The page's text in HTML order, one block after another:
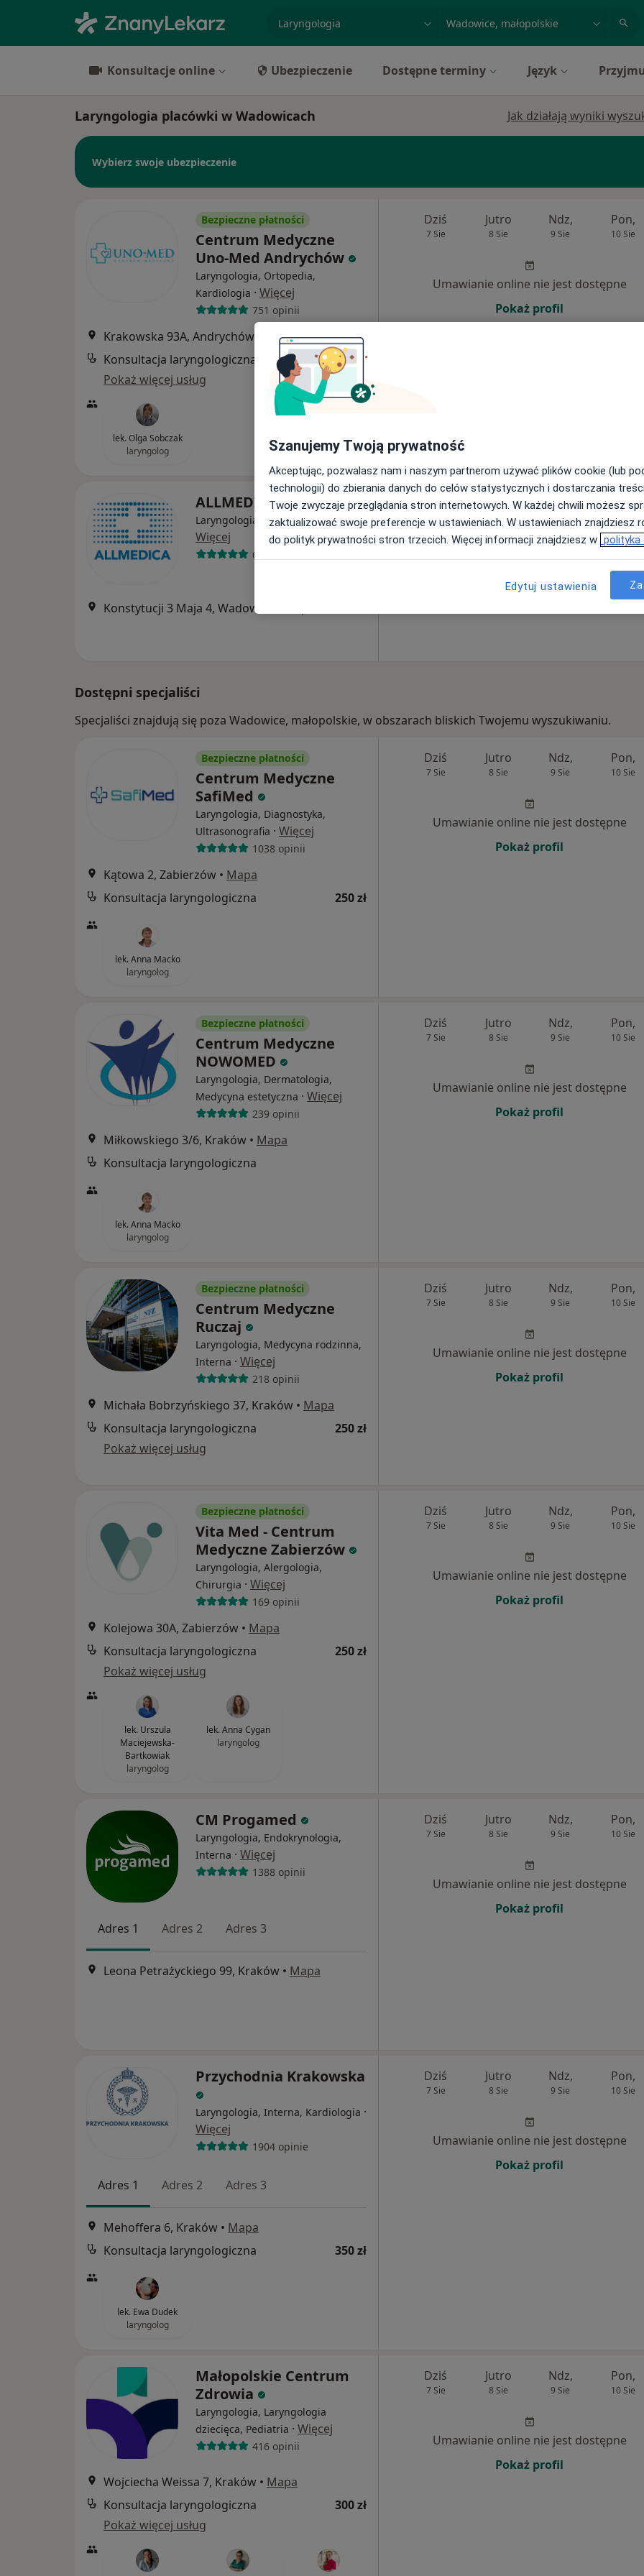
Konsultacje online Ubezpieczenie Dostępne terminy Język
Laryngologia placówki w Wadowicach Jak działają wyniki
Wybierz swoje ubezpieczenie
Bezpieczne płatności
Centrum Medyczne
Uno-Med Andrychów
Laryngologia, Ortopedia,
Kardiologia · Więcej
751 opinii
Krakowska 93A, Andrychów
Mapa
Konsultacja laryngologiczna
250 zł
Pokaż więcej usług
lek. Olga Sobczak
laryngolog
Dziś
7 Sie
Jutro
8 Sie
Ndz,
9 Sie
Pon,
10 Sie
Umawianie online nie jest dostępne
Pokaż profil
ALLMEDICA
Laryngologia, Pediatria, Interna·
Więcej
630 opinii
Konstytucji 3 Maja 4, Wadowice
Dziś Jutro
8 Sie
Ndz,
9 Sie
Pon,
10 Sie
Pokaż profil
Dostępni specjaliści
Specjaliści znajdują się poza Wadowice, małopolskie, w obszarach bliskich Twojemu wyszukiwaniu.
Bezpieczne płatności
Centrum Medyczne
SafiMed
Laryngologia, Diagnostyka,
Ultrasonografia · Więcej
1038 opinii
Kątowa 2, Zabierzów • Mapa
Konsultacja laryngologiczna
250 zł
lek. Anna Macko
laryngolog
Dziś
7 Sie
Jutro
8 Sie
Ndz,
9 Sie
Pon,
10 Sie
Umawianie online nie jest dostępne
Pokaż profil
Bezpieczne płatności
Centrum Medyczne
NOWOMED
Laryngologia, Dermatologia,
Medycyna estetyczna · Więcej
239 opinii
Miłkowskiego 3/6, Kraków • Mapa
Konsultacja laryngologiczna
lek. Anna Macko
laryngolog
Dziś
7 Sie
Jutro
8 Sie
Ndz,
9 Sie
Pon,
10 Sie
Umawianie online nie jest dostępne
Pokaż profil
Bezpieczne płatności
Centrum Medyczne
Ruczaj
Laryngologia, Medycyna rodzinna,
Interna · Więcej
218 opinii
Michała Bobrzyńskiego 37, Kraków • Mapa
Konsultacja laryngologiczna
250 zł
Pokaż więcej usług
Dziś
7 Sie
Jutro
8 Sie
Ndz,
9 Sie
Pon,
10 Sie
Umawianie online nie jest dostępne
Pokaż profil
Bezpieczne płatności
Vita Med - Centrum
Medyczne Zabierzów
Laryngologia, Alergologia,
Chirurgia · Więcej
169 opinii
Kolejowa 30A, Zabierzów • Mapa
Konsultacja laryngologiczna
250 zł
Pokaż więcej usług
lek. Urszula
Maciejewska-
Bartkowiak
laryngolog
lek. Anna Cygan
laryngolog
Dziś
7 Sie
Jutro
8 Sie
Ndz,
9 Sie
Pon,
10 Sie
Umawianie online nie jest dostępne
Pokaż profil
CM Progamed
Laryngologia, Endokrynologia,
Interna · Więcej
1388 opinii
Adres 1 Adres 2 Adres 3
Leona Petrażyckiego 99, Kraków • Mapa
Dziś
7 Sie
Jutro
8 Sie
Ndz,
9 Sie
Pon,
10 Sie
Umawianie online nie jest dostępne
Pokaż profil
Przychodnia Krakowska
Laryngologia, Interna, Kardiologia ·
Więcej
1904 opinie
Adres 1 Adres 2 Adres 3
Mehoffera 6, Kraków • Mapa
Konsultacja laryngologiczna
350 zł
lek. Ewa Dudek
laryngolog
Dziś
7 Sie
Jutro
8 Sie
Ndz,
9 Sie
Pon,
10 Sie
Umawianie online nie jest dostępne
Pokaż profil
Małopolskie Centrum
Zdrowia
Laryngologia, Laryngologia
dziecięca, Pediatria · Więcej
416 opinii
Wojciecha Weissa 7, Kraków • Mapa
Konsultacja laryngologiczna
300 zł
Pokaż więcej usług
Dziś
7 Sie
Jutro
8 Sie
Ndz,
9 Sie
Pon,
10 Sie
Umawianie online nie jest dostępne
Pokaż profil
Szanujemy Twoją prywatność
Akceptując, pozwalasz nam i naszym partnerom używać plików cookie (lub
technologii) do zbierania danych do celów statystycznych i dostarczania
Twoje zwyczaje przeglądania stron internetowych. W każdej chwili możesz
zaktualizować swoje preferencje w ustawieniach. W ustawieniach znajdziesz
do polityk prywatności stron trzecich. Więcej informacji znajdziesz w polityka
Edytuj ustawienia